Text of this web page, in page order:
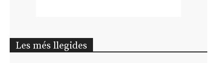
Les més llegides